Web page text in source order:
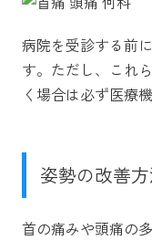
病院を受診する前
す。ただし、これ
く場合は必ず医療
姿勢の改善
首の痛みや頭痛の